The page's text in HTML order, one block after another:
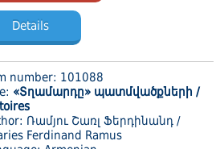
Details
number: 101088
«Տղամարդը» պատմվածքների /
Ռամյու Շառլ Ֆերդինանդ /
Ferdinand Ramus